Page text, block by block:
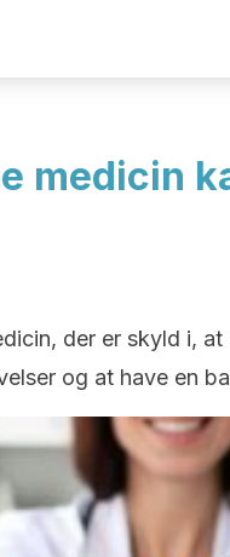
medicin
der er skyld i,
og at have en